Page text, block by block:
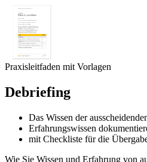
Praxisleitfaden mit Vorlagen
Debriefing
Das Wissen der
Erfahrungswissen
mit Checkliste für die
Wie Sie Wissen und Erfahrung von